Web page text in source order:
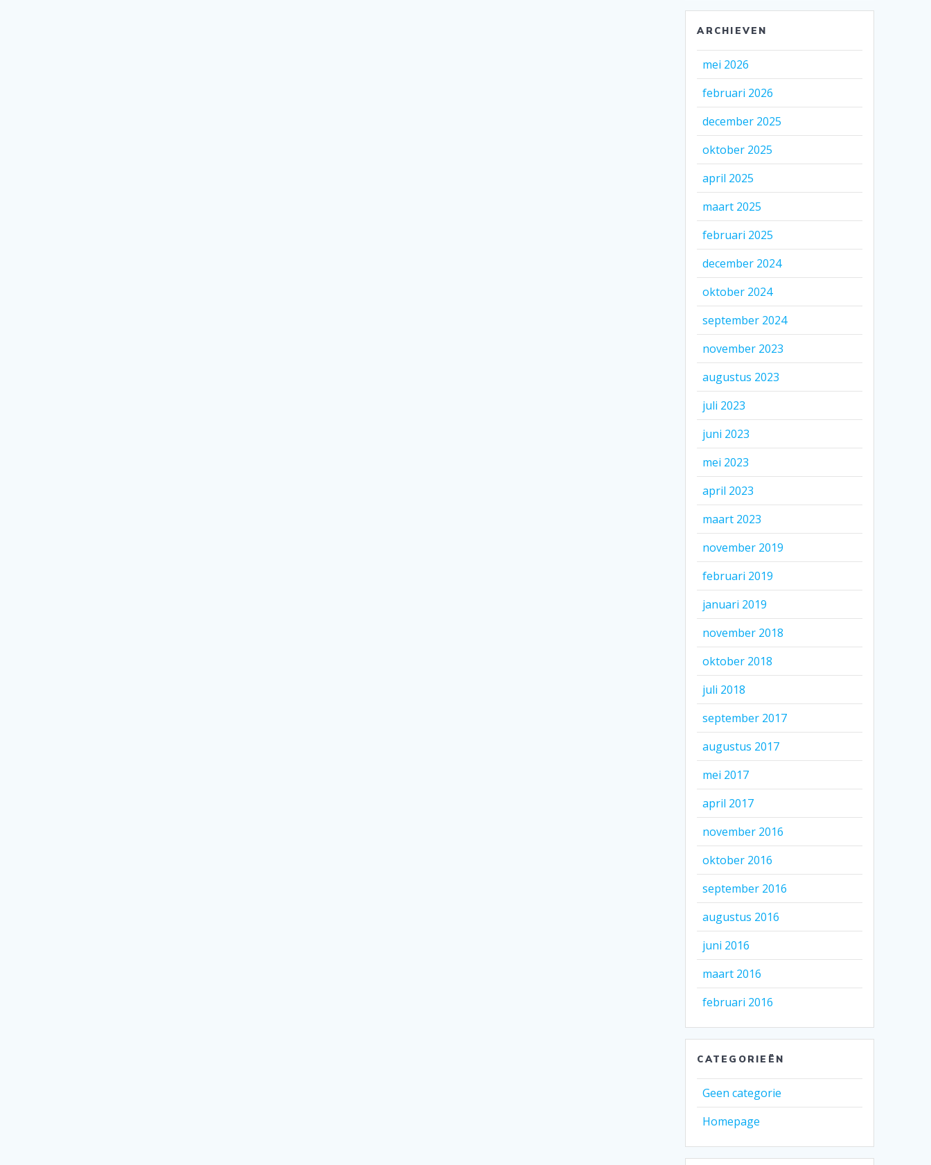
ARCHIEVEN
mei 2026
februari 2026
december 2025
oktober 2025
april 2025
maart 2025
februari 2025
december 2024
oktober 2024
september 2024
november 2023
augustus 2023
juli 2023
juni 2023
mei 2023
april 2023
maart 2023
november 2019
februari 2019
januari 2019
november 2018
oktober 2018
juli 2018
september 2017
augustus 2017
mei 2017
april 2017
november 2016
oktober 2016
september 2016
augustus 2016
juni 2016
maart 2016
februari 2016
CATEGORIEËN
Geen categorie
Homepage